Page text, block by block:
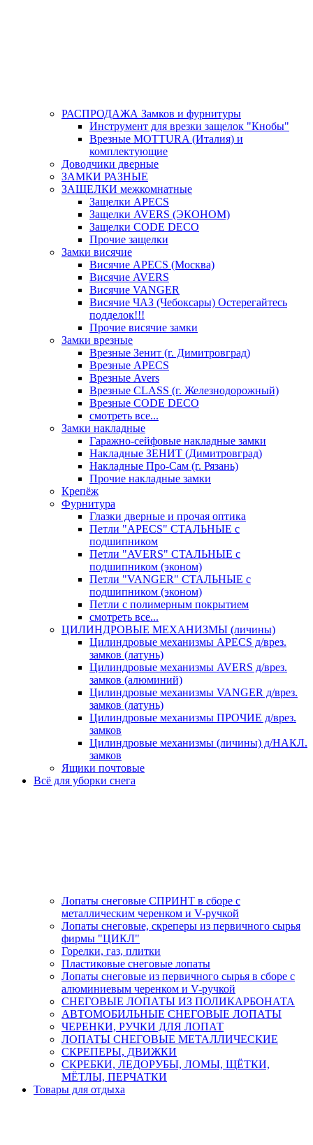
РАСПРОДАЖА Замков и фурнитуры
Инструмент для врезки защелок "Кнобы"
Врезные MOTTURA (Италия) и
комплектующие
Доводчики дверные
ЗАМКИ РАЗНЫЕ
ЗАЩЕЛКИ межкомнатные
Защелки APECS
Защелки AVERS (ЭКОНОМ)
Защелки CODE DECO
Прочие защелки
Замки висячие
Висячие APECS (Москва)
Висячие AVERS
Висячие VANGER
Висячие ЧАЗ (Чебоксары) Остерегайтесь
подделок!!!
Прочие висячие замки
Замки врезные
Врезные Зенит (г. Димитровград)
Врезные APECS
Врезные Avers
Врезные CLASS (г. Железнодорожный)
Врезные CODE DECO
смотреть все...
Замки накладные
Гаражно-сейфовые накладные замки
Накладные ЗЕНИТ (Димитровград)
Накладные Про-Сам (г. Рязань)
Прочие накладные замки
Крепёж
Фурнитура
Глазки дверные и прочая оптика
Петли "APECS" СТАЛЬНЫЕ с
подшипником
Петли "AVERS" СТАЛЬНЫЕ с
подшипником (эконом)
Петли "VANGER" СТАЛЬНЫЕ с
подшипником (эконом)
Петли с полимерным покрытием
смотреть все...
ЦИЛИНДРОВЫЕ МЕХАНИЗМЫ (личины)
Цилиндровые механизмы APECS д/врез.
замков (латунь)
Цилиндровые механизмы AVERS д/врез.
замков (алюминий)
Цилиндровые механизмы VANGER д/врез.
замков (латунь)
Цилиндровые механизмы ПРОЧИЕ д/врез.
замков
Цилиндровые механизмы (личины) д/НАКЛ.
замков
Ящики почтовые
Всё для уборки снега
Лопаты снеговые СПРИНТ в сборе с
металлическим черенком и V-ручкой
Лопаты снеговые, скреперы из первичного сырья
фирмы "ЦИКЛ"
Горелки, газ, плитки
Пластиковые снеговые лопаты
Лопаты снеговые из первичного сырья в сборе с
алюминиевым черенком и V-ручкой
СНЕГОВЫЕ ЛОПАТЫ ИЗ ПОЛИКАРБОНАТА
АВТОМОБИЛЬНЫЕ СНЕГОВЫЕ ЛОПАТЫ
ЧЕРЕНКИ, РУЧКИ ДЛЯ ЛОПАТ
ЛОПАТЫ СНЕГОВЫЕ МЕТАЛЛИЧЕСКИЕ
СКРЕПЕРЫ, ДВИЖКИ
СКРЕБКИ, ЛЕДОРУБЫ, ЛОМЫ, ЩЁТКИ,
МЁТЛЫ, ПЕРЧАТКИ
Товары для отдыха